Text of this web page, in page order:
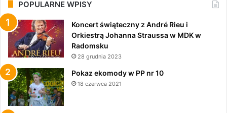
POPULARNE WPISY
Koncert świąteczny z André Rieu i
Orkiestrą Johanna Straussa w MDK w
Radomsku
28 grudnia 2023
Pokaz ekomody w PP nr 10
18 czerwca 2021